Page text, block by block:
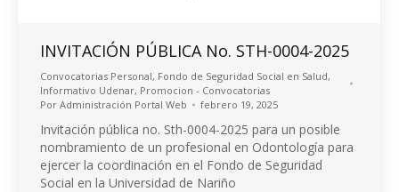
INVITACIÓN PÚBLICA No. STH-0004-2025
Convocatorias Personal, Fondo de Seguridad Social en Salud,
Informativo Udenar, Promocion - Convocatorias
Por Administración Portal Web febrero 19, 2025
Invitación pública no. Sth-0004-2025 para un posible
nombramiento de un profesional en Odontología para
ejercer la coordinación en el Fondo de Seguridad
Social en la Universidad de Nariño